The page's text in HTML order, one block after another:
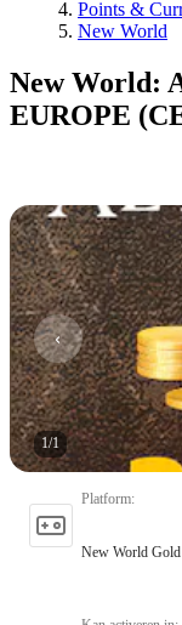
Points &
New World
New World:
EUROPE
1/1
Platform:
New World Gold